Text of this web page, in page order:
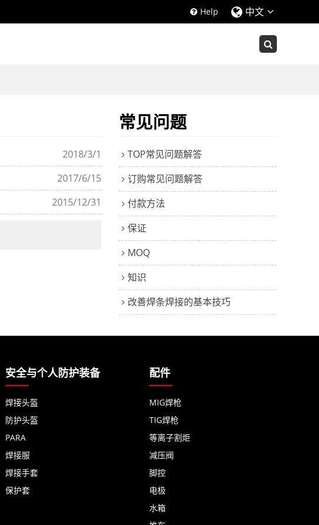
Help 中文
2018/3/1
2017/6/15
2015/12/31
常见问题
TOP常见问题解答
订购常见问题解答
付款方法
保证
MOQ
知识
改善焊条焊接的基本技巧
安全与个人防护装备
焊接头盔
防护头盔
PARA
焊接服
焊接手套
保护套
配件
MIG焊枪
TIG焊枪
等离子割炬
减压阀
脚控
电极
水箱